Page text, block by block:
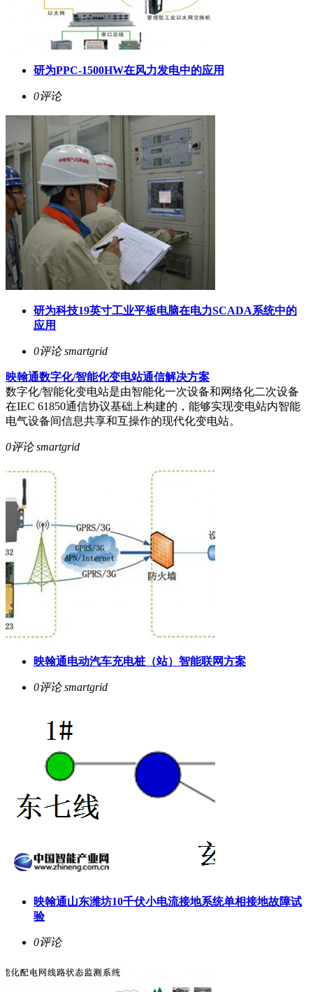
研为PPC-1500HW在风力发电中的应用
0评论
研为科技19英寸工业平板电脑在电力SCADA系统中的
应用
0评论smartgrid
映翰通数字化/智能化变电站通信解决方案
数字化/智能化变电站是由智能化一次设备和网络化二次设备
在IEC 61850通信协议基础上构建的，能够实现变电站内智能
电气设备间信息共享和互操作的现代化变电站。
0评论smartgrid
映翰通电动汽车充电桩（站）智能联网方案
0评论smartgrid
映翰通山东潍坊10千伏小电流接地系统单相接地故障试
验
0评论